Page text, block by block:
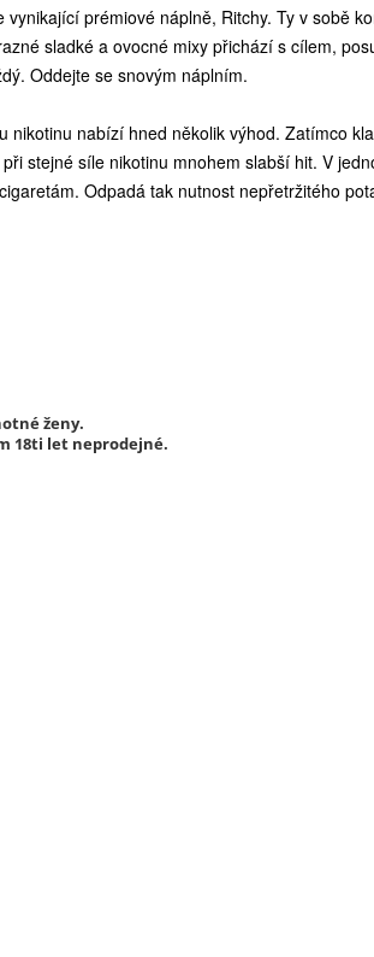
prémiové náplně, Ritchy. Ty v sobě
sladké a ovocné mixy přichází s cílem,
Oddejte se snovým náplním.
nabízí hned několik výhod. Zatímco
stejné síle nikotinu mnohem slabší hit. V
Odpadá tak nutnost nepřetržitého
ženy.
18ti let neprodejné.